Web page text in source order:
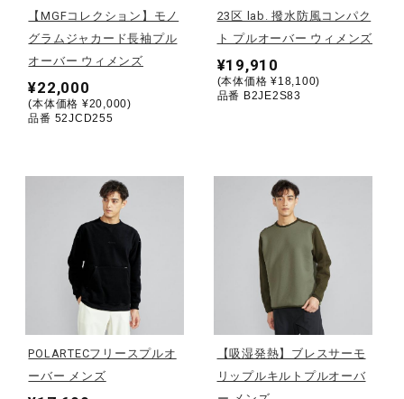
野球
バレーボール
テニス／ソフトテニス
バドミントン
【MGFコレクション】モノ
グラムジャカード長袖プル
オーバー ウィメンズ
¥22,000
(本体価格 ¥20,000)
品番 52JCD255
23区 lab. 撥水防風コンパク
ト プルオーバー ウィメンズ
¥19,910
(本体価格 ¥18,100)
品番 B2JE2S83
POLARTECフリースプルオ
ーバー メンズ
【吸湿発熱】ブレスサーモ
リップルキルトプルオーバ